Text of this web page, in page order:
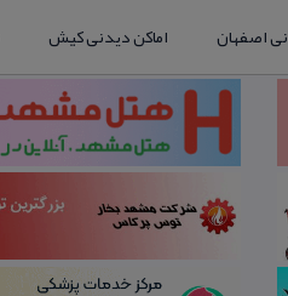
اصفهان اماکن دیدنی کیش